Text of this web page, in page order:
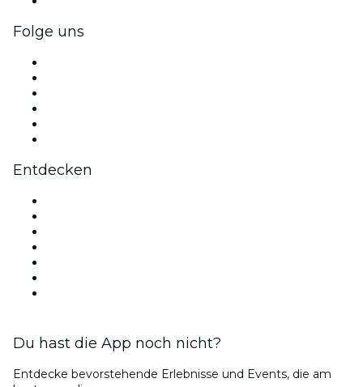
Folge uns
Entdecken
Du hast die App noch nicht?
Entdecke bevorstehende Erlebnisse und Events, die am